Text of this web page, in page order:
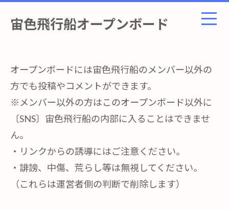
宙色飛行船オープンボード
オープンボードには宙色飛行船のメンバー以外の
方でも投稿やコメントができます。
※メンバー以外の方はこのオープンボード以外に
〔SNS〕宙色飛行船の内部に入ることはできませ
ん。
・リンクからの誘導にはご注意ください。
・誹謗、中傷、荒らし等は無視してください。
（これらは運営者側の判断で削除します）